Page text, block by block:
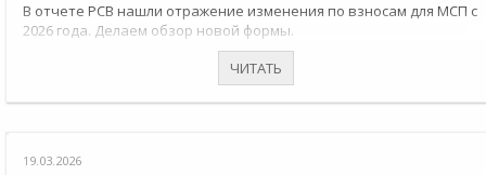
В отчете РСВ нашли отражение изменения по взносам для МСП с
2026 года. Делаем обзор новой формы.
ЧИТАТЬ
19.03.2026